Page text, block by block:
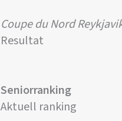
Coupe du Nord
Resultat
Seniorranking
Aktuell ranking